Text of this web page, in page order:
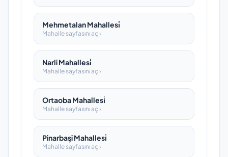
Mehmetalan Mahallesi̇
Mahalle sayfasını aç ›
Narli Mahallesi̇
Mahalle sayfasını aç ›
Ortaoba Mahallesi̇
Mahalle sayfasını aç ›
Pinarbaşi Mahallesi̇
Mahalle sayfasını aç ›